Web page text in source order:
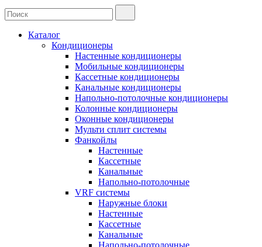
Каталог
Кондиционеры
Настенные кондиционеры
Мобильные кондиционеры
Кассетные кондиционеры
Канальные кондиционеры
Напольно-потолочные кондиционеры
Колонные кондиционеры
Оконные кондиционеры
Мульти сплит системы
Фанкойлы
Настенные
Кассетные
Канальные
Напольно-потолочные
VRF системы
Наружные блоки
Настенные
Кассетные
Канальные
Напольно-потолочные